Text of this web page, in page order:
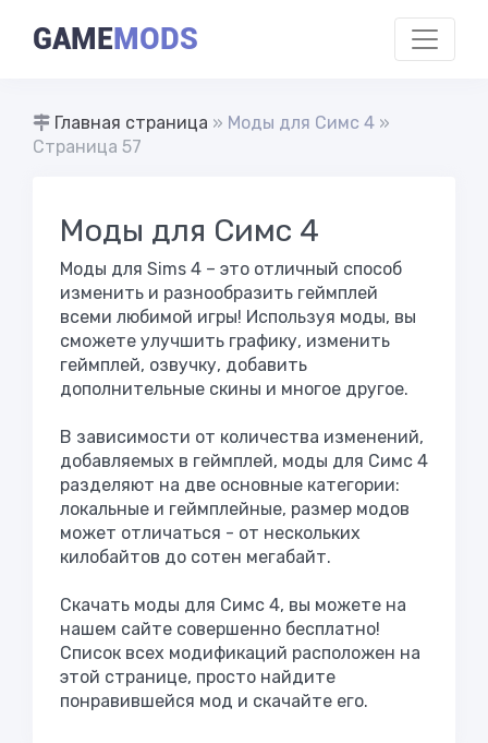
GAMEMODS
Главная страница » Моды для Симс 4 »
Страница 57
Моды для Симс 4
Моды для Sims 4 – это отличный способ
изменить и разнообразить геймплей
всеми любимой игры! Используя моды, вы
сможете улучшить графику, изменить
геймплей, озвучку, добавить
дополнительные скины и многое другое.
В зависимости от количества изменений,
добавляемых в геймплей, моды для Симс 4
разделяют на две основные категории:
локальные и геймплейные, размер модов
может отличаться - от нескольких
килобайтов до сотен мегабайт.
Скачать моды для Симс 4, вы можете на
нашем сайте совершенно бесплатно!
Список всех модификаций расположен на
этой странице, просто найдите
понравившейся мод и скачайте его.